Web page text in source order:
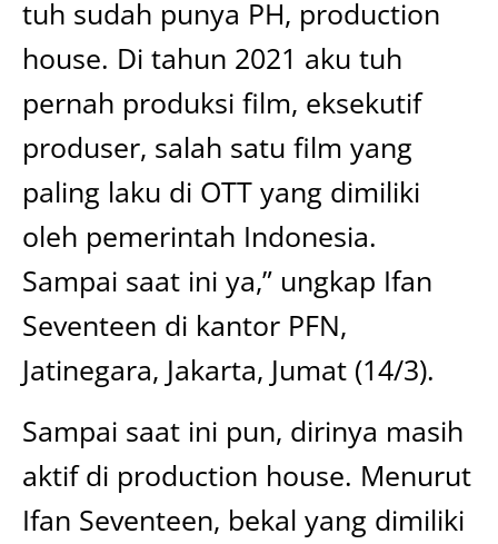
tuh sudah punya PH, production
house. Di tahun 2021 aku tuh
pernah produksi film, eksekutif
produser, salah satu film yang
paling laku di OTT yang dimiliki
oleh pemerintah Indonesia.
Sampai saat ini ya,” ungkap Ifan
Seventeen di kantor PFN,
Jatinegara, Jakarta, Jumat (14/3).
Sampai saat ini pun, dirinya masih
aktif di production house. Menurut
Ifan Seventeen, bekal yang dimiliki